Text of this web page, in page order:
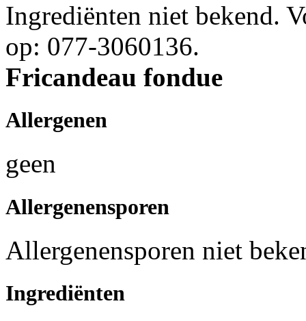
Ingrediënten niet bekend.
op: 077-3060136.
Fricandeau fondue
Allergenen
geen
Allergenensporen
Allergenensporen niet
Ingrediënten